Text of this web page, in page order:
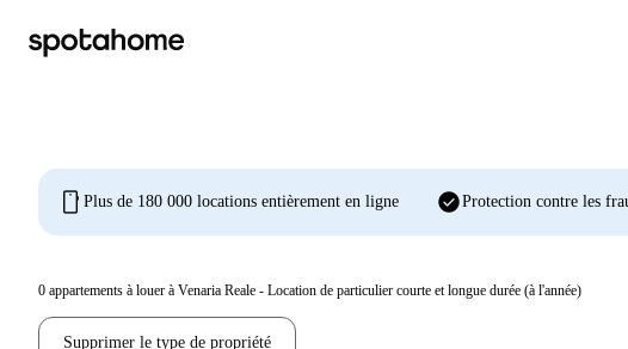
mobile Plus de 180 000 locations entièrement en ligne check_circleProtection contre les
0 appartements à louer à Venaria Reale - Location de particulier courte et longue durée (à l'année)
Supprimer le type de propriété